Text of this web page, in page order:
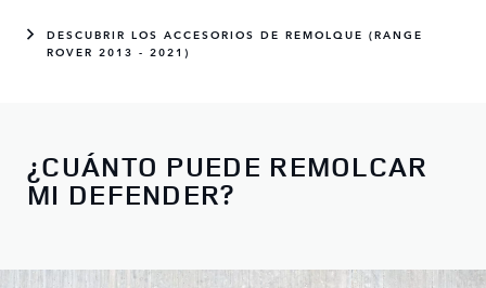
DESCUBRIR LOS ACCESORIOS DE REMOLQUE (RANGE
ROVER 2013 - 2021)
¿CUÁNTO PUEDE REMOLCAR
MI DEFENDER?